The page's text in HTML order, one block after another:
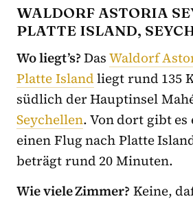
WALDORF ASTORIA
PLATTE ISLAND,
Wo liegt’s?DasWaldorf
Platte Islandliegt rund 135
südlich der Hauptinsel
Seychellen. Von dort gibt
einen Flug nach Platte
beträgt rund 20 Minuten.
Wie viele Zimmer? Keine,